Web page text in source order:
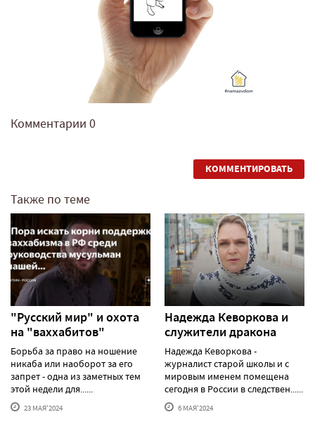
Комментарии 0
КОММЕНТИРОВАТЬ
Также по теме
"Русский мир" и охота
на "ваххабитов"
Борьба за право на ношение
никаба или наоборот за его
запрет - одна из заметных тем
этой недели для......
23 МАЯ'2024
Надежда Кеворкова и
служители дракона
Надежда Кеворкова -
журналист старой школы и с
мировым именем помещена
сегодня в России в следствен......
6 МАЯ'2024